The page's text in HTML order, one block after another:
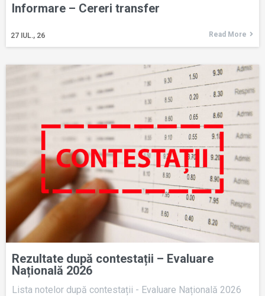
Informare – Cereri transfer
27 IUL., 26 Read More
Rezultate după contestații – Evaluare
Națională 2026
Lista notelor după contestații - Evaluare Națională 2026